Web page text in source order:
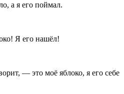
а я его поймал.
Я его нашёл!
— это моё яблоко, я его себе